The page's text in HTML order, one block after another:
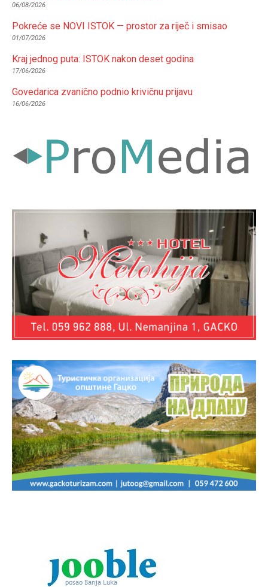
06/08/2026
Pokreće se NOVI ISTOK — prostor za riječ i smisao
01/07/2026
Kraj jednog puta: ISTOK nakon deset godina
17/06/2026
Govedarica zvanično podnio krivičnu prijavu
16/06/2026